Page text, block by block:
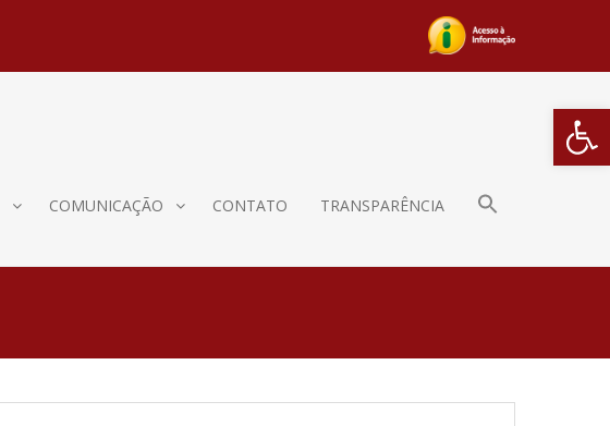
Barra de
COMUNICAÇÃO CONTATO TRANSPARÊNCIA